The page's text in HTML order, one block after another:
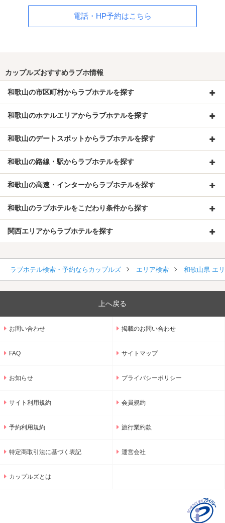
電話・HP予約はこちら
カップルズおすすめラブホ情報
和歌山の市区町村からラブホテルを探す
和歌山のホテルエリアからラブホテルを探す
和歌山のデートスポットからラブホテルを探す
和歌山の路線・駅からラブホテルを探す
和歌山の高速・インターからラブホテルを探す
和歌山のラブホテルをこだわり条件から探す
関西エリアからラブホテルを探す
ラブホテル検索・予約ならカップルズ エリア検索 和歌山県 エ
上へ戻る
お問い合わせ 掲載のお問い合わせ
FAQ サイトマップ
お知らせ プライバシーポリシー
サイト利用規約 会員規約
予約利用規約 旅行業約款
特定商取引法に基づく表記 運営会社
カップルズとは